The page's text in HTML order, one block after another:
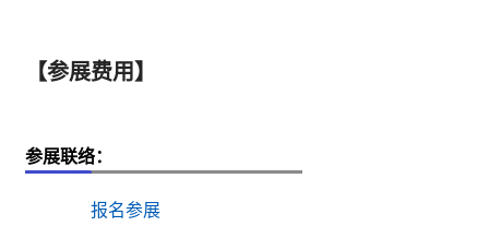
【参展费用】
参展联络：
报名参展